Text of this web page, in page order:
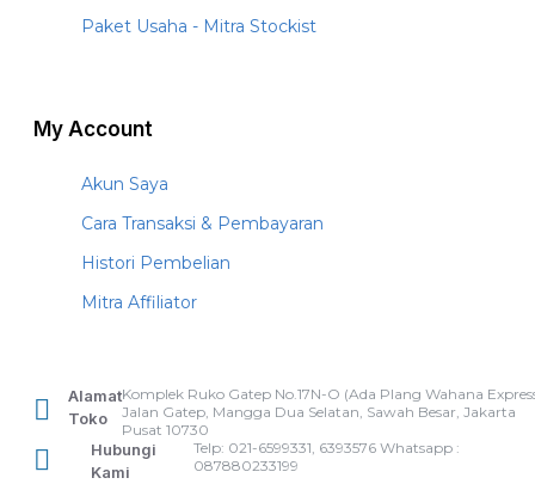
Paket Usaha - Mitra Stockist
My Account
Akun Saya
Cara Transaksi & Pembayaran
Histori Pembelian
Mitra Affiliator
Alamat
Toko
Komplek Ruko Gatep No.17N-O (Ada Plang Wahana
Jalan Gatep, Mangga Dua Selatan, Sawah Besar, Jakarta
Pusat 10730
Hubungi
Kami
Telp: 021-6599331, 6393576 Whatsapp :
087880233199